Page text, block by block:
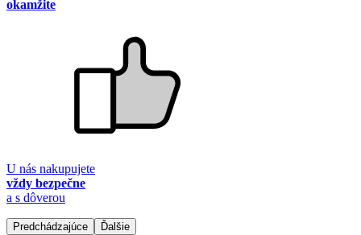
okamžite
U nás nakupujete
vždy bezpečne
a s dôverou
Predchádzajúce Ďalšie